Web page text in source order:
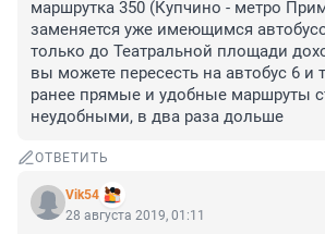
маршрутка 350 (Купчино - метро
заменяется уже имеющимся
только до Театральной площади
вы можете пересесть на автобус 6 и
ранее прямые и удобные маршруты
неудобными, в два раза дольше
ОТВЕТИТЬ
Vik54
28 августа 2019, 01:11